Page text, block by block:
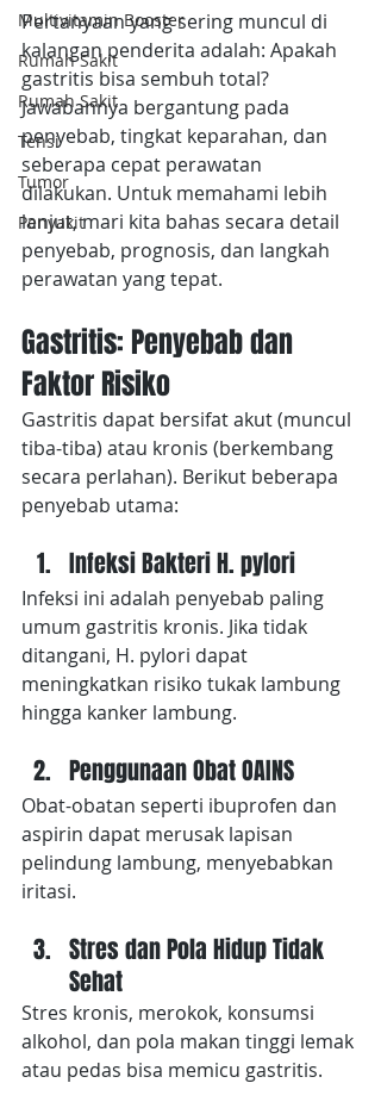
Multivitamin Booster
Rumah Sakit
Rumah Sakit
Tensi
Tumor
Penyakit
Pertanyaan yang sering muncul di
kalangan penderita adalah: Apakah
gastritis bisa sembuh total?
Jawabannya bergantung pada
penyebab, tingkat keparahan, dan
seberapa cepat perawatan
dilakukan. Untuk memahami lebih
lanjut, mari kita bahas secara detail
penyebab, prognosis, dan langkah
perawatan yang tepat.
Gastritis: Penyebab dan
Faktor Risiko
Gastritis dapat bersifat akut (muncul
tiba-tiba) atau kronis (berkembang
secara perlahan). Berikut beberapa
penyebab utama:
Infeksi Bakteri H. pylori
Infeksi ini adalah penyebab paling
umum gastritis kronis. Jika tidak
ditangani, H. pylori dapat
meningkatkan risiko tukak lambung
hingga kanker lambung.
Penggunaan Obat OAINS
Obat-obatan seperti ibuprofen dan
aspirin dapat merusak lapisan
pelindung lambung, menyebabkan
iritasi.
Stres dan Pola Hidup Tidak
Sehat
Stres kronis, merokok, konsumsi
alkohol, dan pola makan tinggi lemak
atau pedas bisa memicu gastritis.